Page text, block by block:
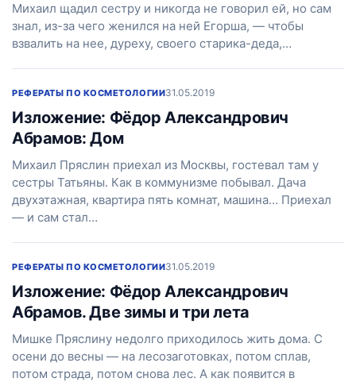
Михаил щадил сестру и никогда не говорил ей, но сам
знал, из-за чего женился на ней Егорша, — чтобы
взвалить на нее, дуреху, своего старика-деда,…
РЕФЕРАТЫ ПО КОСМЕТОЛОГИИ31.05.2019
Изложение: Фёдор Александрович
Абрамов: Дом
Михаил Пряслин приехал из Москвы, гостевал там у
сестры Татьяны. Как в коммунизме побывал. Дача
двухэтажная, квартира пять комнат, машина… Приехал
— и сам стал…
РЕФЕРАТЫ ПО КОСМЕТОЛОГИИ31.05.2019
Изложение: Фёдор Александрович
Абрамов. Две зимы и три лета
Мишке Пряслину недолго приходилось жить дома. С
осени до весны — на лесозаготовках, потом сплав,
потом страда, потом снова лес. А как появится в